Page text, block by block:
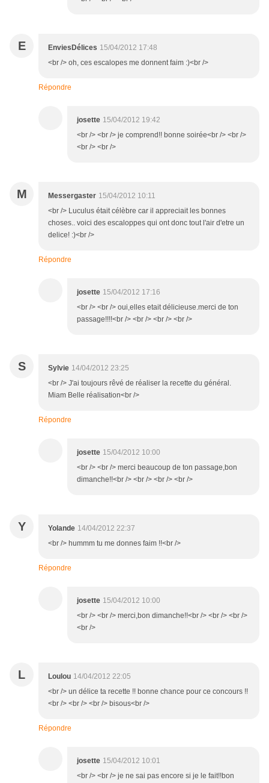
E EnviesDélices 15/04/2012 17:48
<br /> oh, ces escalopes me donnent faim :)<br />
Répondre
josette 15/04/2012 19:42
<br /> <br /> je comprend!! bonne soirée<br /> <br />
<br /> <br />
M Messergaster 15/04/2012 10:11
<br /> Luculus était célèbre car il appreciait les bonnes
choses.. voici des escaloppes qui ont donc tout l'air d'etre un
delice! :)<br />
Répondre
josette 15/04/2012 17:16
<br /> <br /> oui,elles etait délicieuse.merci de ton
passage!!!!<br /> <br /> <br /> <br />
S Sylvie 14/04/2012 23:25
<br /> J'ai toujours rêvé de réaliser la recette du général.
Miam Belle réalisation<br />
Répondre
josette 15/04/2012 10:00
<br /> <br /> merci beaucoup de ton passage,bon
dimanche!!<br /> <br /> <br /> <br />
Y Yolande 14/04/2012 22:37
<br /> hummm tu me donnes faim !!<br />
Répondre
josette 15/04/2012 10:00
<br /> <br /> merci,bon dimanche!!<br /> <br /> <br />
<br />
L Loulou 14/04/2012 22:05
<br /> un délice ta recette !! bonne chance pour ce concours !!
<br /> <br /> <br /> bisous<br />
Répondre
josette 15/04/2012 10:01
<br /> <br /> je ne sai pas encore si je le fait!!bon